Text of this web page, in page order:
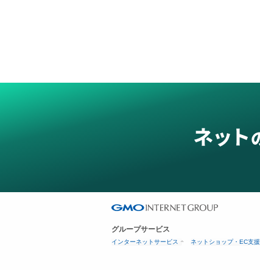
グループサービス
インターネットサービス ネットショップ・EC支援